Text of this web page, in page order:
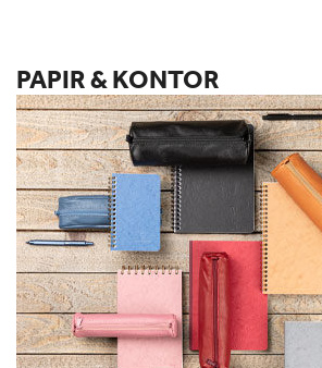
PAPIR & KONTOR